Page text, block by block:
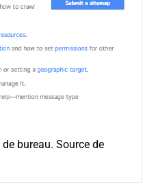
bureau. Source de